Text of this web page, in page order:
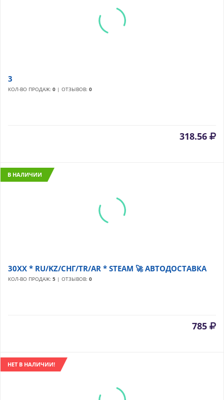
3
КОЛ-ВО ПРОДАЖ: 0 | ОТЗЫВОВ: 0
318.56
В НАЛИЧИИ
30XX * RU/KZ/СНГ/TR/AR * STEAM 🚀 АВТОДОСТАВКА
КОЛ-ВО ПРОДАЖ: 5 | ОТЗЫВОВ: 0
785
НЕТ В НАЛИЧИИ!